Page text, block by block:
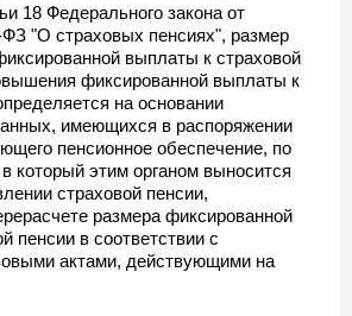
18 Федерального закона от
"О страховых пенсиях", размер
выплаты к страховой
фиксированной выплаты к
на основании
имеющихся в распоряжении
пенсионное обеспечение, по
который этим органом выносится
страховой пенсии,
размера фиксированной
пенсии в соответствии с
актами, действующими на